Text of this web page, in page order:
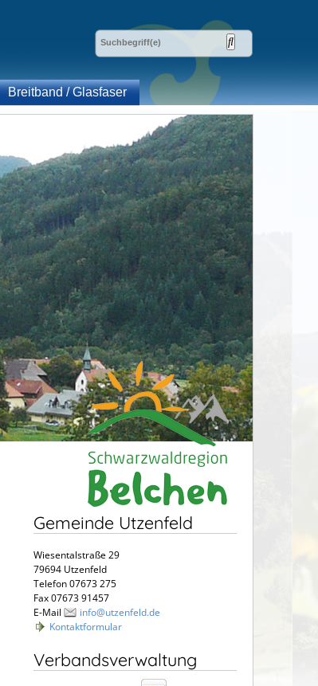
Breitband / Glasfaser
Gemeinde Utzenfeld
Wiesentalstraße 29
79694 Utzenfeld
Telefon 07673 275
Fax 07673 91457
E-Mail
info@utzenfeld.de
Kontaktformular
Verbandsverwaltung